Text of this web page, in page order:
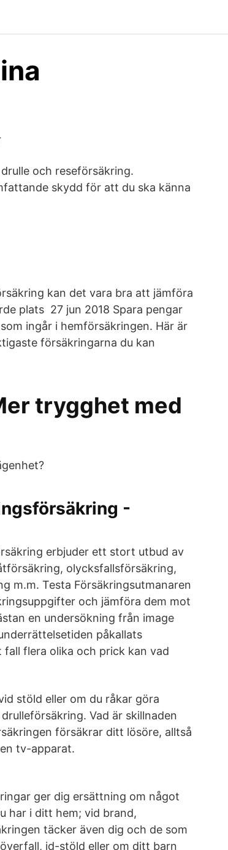
och reseförsäkring.
skydd för att du ska känna
kan det vara bra att jämföra
plats 27 jun 2018 Spara pengar
ingår i hemförsäkringen. Här är
försäkringarna du kan
trygghet med
-
erbjuder ett stort utbud av
olycksfallsförsäkring,
m.m. Testa Försäkringsutmanaren
och jämföra dem mot
en undersökning från image
påkallats
flera olika och prick kan vad
stöld eller om du råkar göra
Vad är skillnaden
försäkrar ditt lösöre, alltså
tv-apparat.
ger dig ersättning om något
har i ditt hem; vid brand,
täcker även dig och de som
id-stöld eller om ditt barn